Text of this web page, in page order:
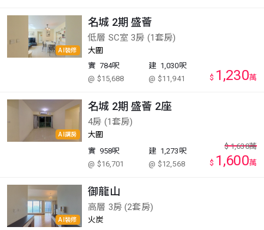
AI裝修
名城 2期 盛薈
低層 SC室 3房 (1套房)
大圍
實 784呎
@ $15,688
建 1,030呎
@ $11,941
$ 1,230萬
AI講房
名城 2期 盛薈 2座
4房 (1套房)
大圍
實 958呎
@ $16,701
建 1,273呎
@ $12,568
$ 1,638萬
$ 1,600萬
AI裝修
御龍山
高層 3房 (2套房)
火炭